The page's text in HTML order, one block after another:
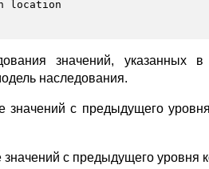
location
значений, указанных
наследования.
значений с предыдущего
с предыдущего уровня